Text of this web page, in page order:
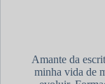
Amante da
minha vida de